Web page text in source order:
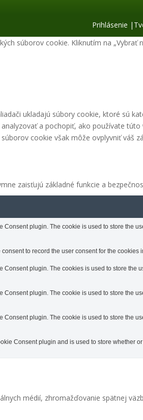
Prihlásenie |
súborov cookie. Kliknutím na „Vybrať
ukladajú súbory cookie, ktoré sú
a pochopiť, ako používate
cookie však môže ovplyvniť váš
zaisťujú základné funkcie a
Consent plugin. The cookie is used to store the
to record the user consent for the cookies
Consent plugin. The cookies is used to store the
Consent plugin. The cookie is used to store the
Consent plugin. The cookie is used to store the
Consent plugin and is used to store whether
médií, zhromažďovanie spätnej